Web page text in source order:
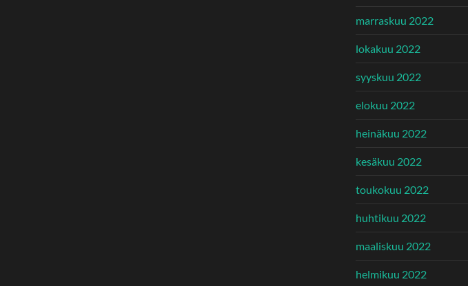
marraskuu 2022
lokakuu 2022
syyskuu 2022
elokuu 2022
heinäkuu 2022
kesäkuu 2022
toukokuu 2022
huhtikuu 2022
maaliskuu 2022
helmikuu 2022